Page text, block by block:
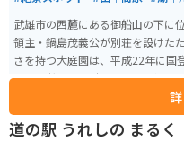
武雄市の西麓にある御船山の下に
領主・鍋島茂義公が別荘を設けた
さを持つ大庭園は、平成22年に国
00本の桜と20万本のツツジが咲
アートプロジェクトが楽しめます
た景色を楽しむことができます。
道の駅 うれしの まるく